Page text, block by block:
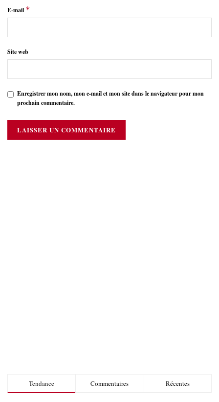
E-mail *
Site web
Enregistrer mon nom, mon e-mail et mon site dans le navigateur pour mon
prochain commentaire.
Tendance Commentaires Récentes